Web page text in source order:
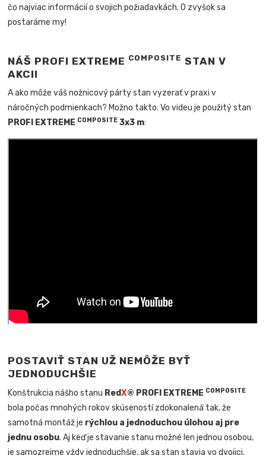
čo najviac informácií o svojich požiadavkách. O zvyšok sa
postaráme my!
NÁŠ PROFI EXTREME COMPOSITE STAN V
AKCII
A ako môže váš nožnicový párty stan vyzerať v praxi v
náročných podmienkach? Možno takto. Vo videu je použitý stan
PROFI EXTREME COMPOSITE 3x3 m:
POSTAVIŤ STAN UŽ NEMÔŽE BYŤ
JEDNODUCHŠIE
Konštrukcia nášho stanu RedX® PROFI EXTREME COMPOSITE
bola počas mnohých rokov skúseností zdokonalená tak, že
samotná montáž je rýchlou a jednoduchou úlohou aj pre
jednu osobu. Aj keď je stavanie stanu možné len jednou osobou,
je samozrejme vždy jednoduchšie, ak sa stan stavia vo dvojici.